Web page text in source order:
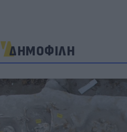
ΔΗΜΟΦΙΛΗ